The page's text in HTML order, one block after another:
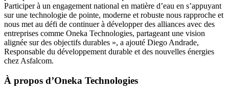
Participer à un engagement national en matière d’eau en s’appuyant
sur une technologie de pointe, moderne et robuste nous rapproche et
nous met au défi de continuer à développer des alliances avec des
entreprises comme Oneka Technologies, partageant une vision
alignée sur des objectifs durables », a ajouté Diego Andrade,
Responsable du développement durable et des nouvelles énergies
chez Asfalcom.
À propos d’Oneka Technologies